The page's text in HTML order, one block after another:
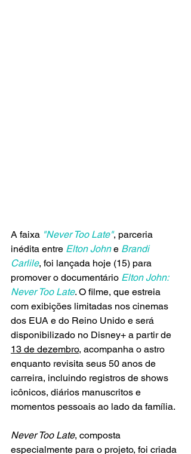
A faixa "Never Too Late", parceria
inédita entre Elton John e Brandi
Carlile, foi lançada hoje (15) para
promover o documentário Elton John:
Never Too Late. O filme, que estreia
com exibições limitadas nos cinemas
dos EUA e do Reino Unido e será
disponibilizado no Disney+ a partir de
13 de dezembro, acompanha o astro
enquanto revisita seus 50 anos de
carreira, incluindo registros de shows
icônicos, diários manuscritos e
momentos pessoais ao lado da família.
Never Too Late, composta
especialmente para o projeto, foi criada